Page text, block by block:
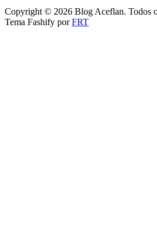
Copyright © 2026 Blog Aceflan. Todos
Tema Fashify porFRT